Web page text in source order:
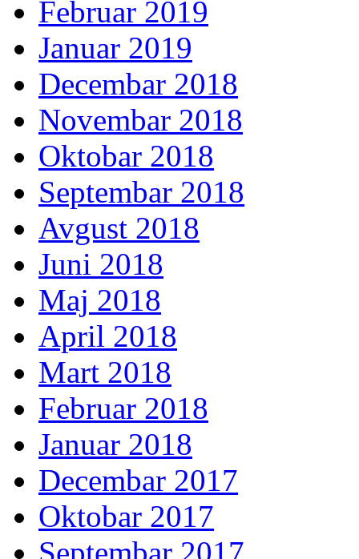
Februar 2019
Januar 2019
Decembar 2018
Novembar 2018
Oktobar 2018
Septembar 2018
Avgust 2018
Juni 2018
Maj 2018
April 2018
Mart 2018
Februar 2018
Januar 2018
Decembar 2017
Oktobar 2017